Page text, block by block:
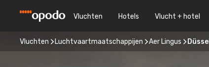
Vluchten Hotels Vlucht + hotel
Vluchten Luchtvaartmaatschappijen Aer Lingus